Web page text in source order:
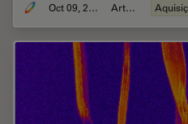
Oct 09, 2012 Article